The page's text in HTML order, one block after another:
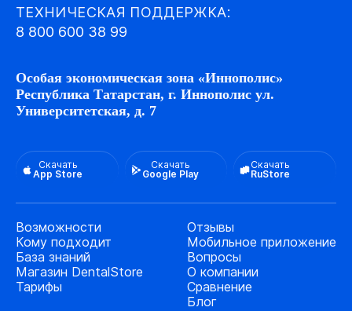
ТЕХНИЧЕСКАЯ ПОДДЕРЖКА:
8 800 600 38 99
Особая экономическая зона «Иннополис»
Республика Татарстан, г. Иннополис ул.
Университетская, д. 7
Скачать
App Store
Скачать
Google Play
Скачать
RuStore
Возможности
Кому подходит
База знаний
Магазин DentalStore
Тарифы
Отзывы
Мобильное приложение
Вопросы
О компании
Сравнение
Блог